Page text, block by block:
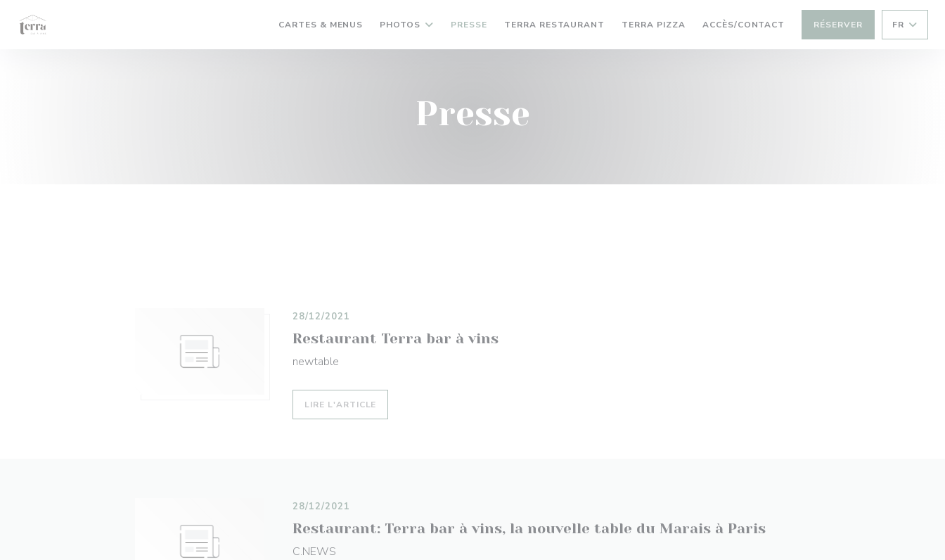
CARTES & MENUS PHOTOS PRESSE TERRA RESTAURANT ((OUVRE UNE NOUVELLE FENÊTRE))
TERRA PIZZA ((OUVRE UNE NOUVELLE FENÊTRE))
ACCÈS/CONTACT RÉSERVER FR
Presse
Restaurant Terra bar à vins
28/12/2021
newtable
LIRE L'ARTICLE
Restaurant: Terra bar à vins, la nouvelle table du Marais à Paris
28/12/2021
C.NEWS